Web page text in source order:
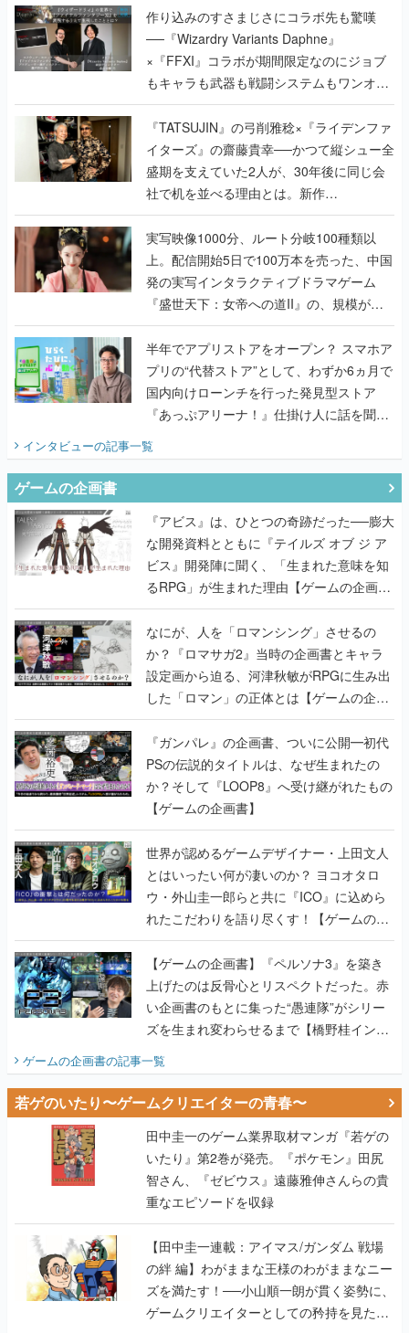
もキャラも武器も戦闘システムもワンオフ
で作り込まれた理由を両ディレクターに聞
く
『TATSUJIN』の弓削雅稔×『ライデンファ
イターズ』の齋藤貴幸──かつて縦シュー全
盛期を支えていた2人が、30年後に同じ会
社で机を並べる理由とは。新作
『TATSUJIN EXTREME』で初タッグを組
んだレジェンド2人に訊く開発秘話
実写映像1000分、ルート分岐100種類以
上。配信開始5日で100万本を売った、中国
発の実写インタラクティブドラマゲーム
『盛世天下：女帝への道II』の、規模が違
うこだわりをプロデューサーに聞いた
半年でアプリストアをオープン？ スマホア
プリの“代替ストア”として、わずか6ヵ月で
国内向けローンチを行った発見型ストア
『あっぷアリーナ！』仕掛け人に話を聞い
てみた
インタビューの記事一覧
『アビス』は、ひとつの奇跡だった──膨大
な開発資料とともに『テイルズ オブ ジ ア
るRPG」が生まれた理由【ゲームの企画
書】
なにが、人を「ロマンシング」させるの
か？『ロマサガ2』当時の企画書とキャラ
設定画から迫る、河津秋敏がRPGに生み出
した「ロマン」の正体とは【ゲームの企画
書】
『ガンパレ』の企画書、ついに公開━初代
PSの伝説的タイトルは、なぜ生まれたの
か？そして『LOOP8』へ受け継がれたもの
【ゲームの企画書】
世界が認めるゲームデザイナー・上田文人
とはいったい何が凄いのか？ ヨコオタロ
ウ・外山圭一郎らと共に『ICO』に込めら
れたこだわりを語り尽くす！【ゲームの企
画書】
【ゲームの企画書】『ペルソナ3』を築き
上げたのは反骨心とリスペクトだった。赤
い企画書のもとに集った“愚連隊”がシリー
ズを生まれ変わらせるまで【橋野桂インタ
ビュー】
ゲームの企画書の記事一覧
若ゲのいたり〜ゲームクリエイターの青春〜
田中圭一のゲーム業界取材マンガ『若ゲの
いたり』第2巻が発売。『ポケモン』田尻
智さん、『ゼビウス』遠藤雅伸さんらの貴
重なエピソードを収録
【田中圭一連載：アイマス/ガンダム 戦場
の絆 編】わがままな王様のわがままなニー
ズを満たす！──小山順一朗が貫く姿勢に、
ゲームクリエイターとしての矜持を見た
【若ゲのいたり最終回】
【田中圭一連載：バーチャファイター編】
「新しい3D表現のために、軍事技術を採り